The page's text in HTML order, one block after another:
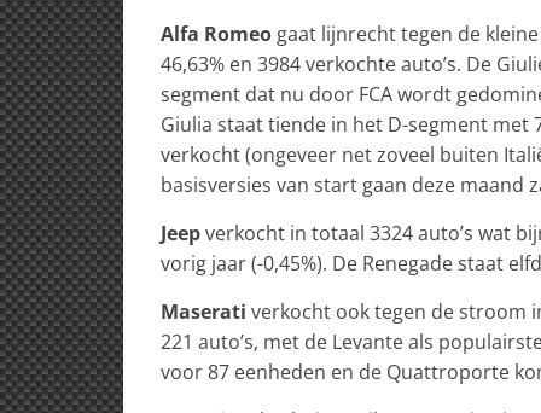
Alfa Romeo gaat lijnrecht tegen de
46,63% en 3984 verkochte auto’s. De
segment dat nu door FCA wordt
Giulia staat tiende in het D-segment met
verkocht (ongeveer net zoveel buiten
basisversies van start gaan deze maand
Jeepverkocht in totaal 3324 auto’s wat
vorig jaar (-0,45%). De Renegade staat
Maserati verkocht ook tegen de stroom
221 auto’s, met de Levante als
voor 87 eenheden en de Quattroporte